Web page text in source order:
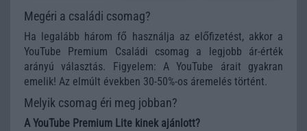
Megéri a családi csomag?
Ha legalább három fő használja az előfizetést, akkor a
YouTube Premium Családi csomag a legjobb ár-érték
arányú választás. Figyelem: A YouTube árait gyakran
emelik! Az elmúlt években 30-50%-os áremelés történt.
Melyik csomag éri meg jobban?
A YouTube Premium Lite kinek ajánlott?